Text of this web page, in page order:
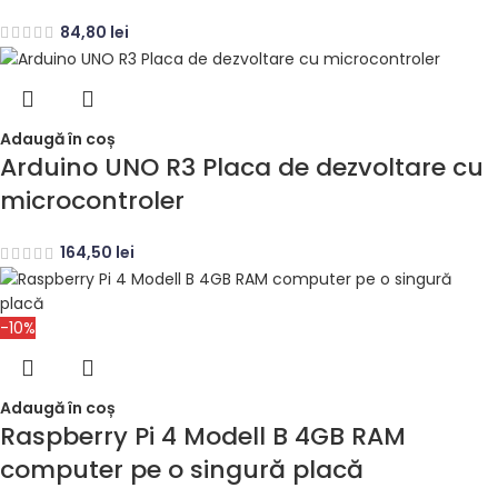
84,80 lei
Adaugă în coș
Arduino UNO R3 Placa de dezvoltare cu
microcontroler
164,50 lei
-10%
Adaugă în coș
Raspberry Pi 4 Modell B 4GB RAM
computer pe o singură placă